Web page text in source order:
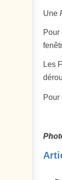
Une
Pour
Les
Pour